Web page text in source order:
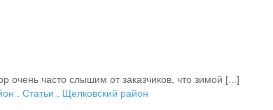
часто слышим от заказчиков, что зимой [...]
Статьи Щелковский район